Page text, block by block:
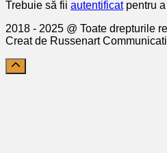
Trebuie să fii autentificatpentru a
2018 - 2025 @ Toate drepturile
Creat de Russenart